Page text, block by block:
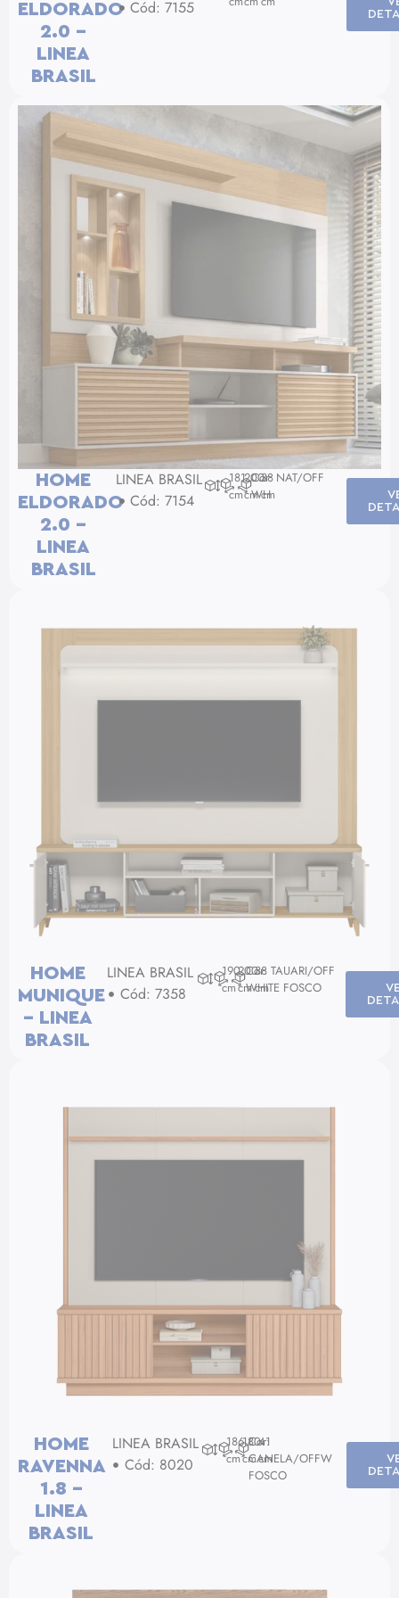
ELDORADO
2.0 –
LINEA
BRASIL
Cód: 7155
HOME
ELDORADO
2.0 –
LINEA
BRASIL
LINEA BRASIL
Cód: 7154
181
cm
200
cm
38
cm
Cor: NAT/OFF
WH
HOME
MUNIQUE
– LINEA
BRASIL
LINEA BRASIL
Cód: 7358
190
cm
200
cm
38
cm
Cor: TAUARI/OFF
WHITE FOSCO
HOME
RAVENNA
1.8 –
LINEA
BRASIL
LINEA BRASIL
Cód: 8020
186
cm
180
cm
41
cm
Cor:
CANELA/OFFW
FOSCO